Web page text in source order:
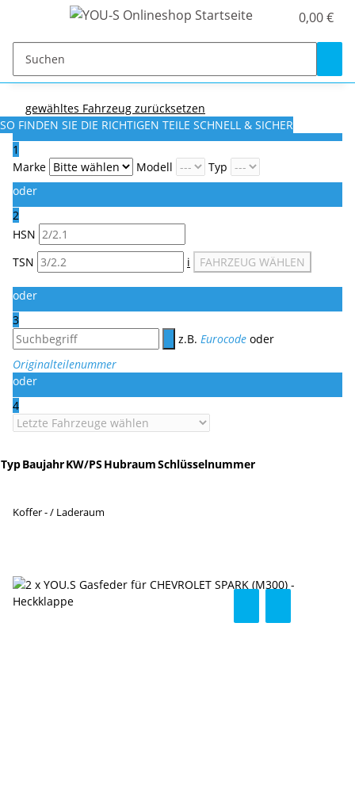
0,00 €
gewähltes Fahrzeug zurücksetzen
SO FINDEN SIE DIE RICHTIGEN TEILE SCHNELL & SICHER
1
Marke
Modell
Typ
oder
2
HSN
TSN
i FAHRZEUG WÄHLEN
oder
3
z.B. Eurocode oder
Originalteilenummer
oder
4
TypBaujahrKW/PS HubraumSchlüsselnummer
Koffer - / Laderaum